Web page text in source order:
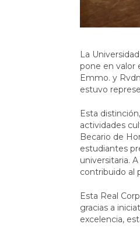
La
pone en valor
Emmo. y
estuvo
Esta
actividades
Becario de
estudiantes
universitaria.
contribuido al
Esta Real
gracias a
excelencia,